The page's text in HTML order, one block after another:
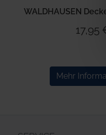
WALDHAUSEN
17,95
Mehr